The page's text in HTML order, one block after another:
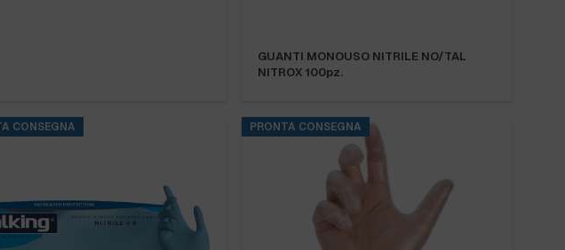
GUANTI MONOUSO NITRILE NO/TAL
NITROX 100pz.
CONSEGNA PRONTA CONSEGNA